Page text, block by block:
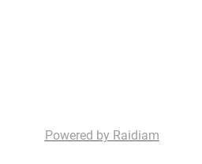
Powered by Raidiam